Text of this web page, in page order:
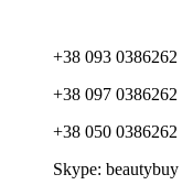
+38 093 0386262
+38 097 0386262
+38 050 0386262
Skype: beautybuy